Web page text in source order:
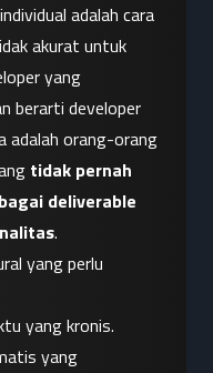
adalah cara
akurat untuk
yang
berarti developer
adalah orang-orang
tidak pernah
deliverable
.
yang perlu
yang kronis.
yang